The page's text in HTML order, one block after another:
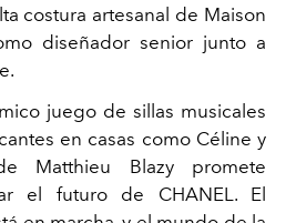
costura artesanal de Maison
diseñador senior junto a
juego de sillas musicales
en casas como Céline y
Matthieu Blazy promete
el futuro de CHANEL. El